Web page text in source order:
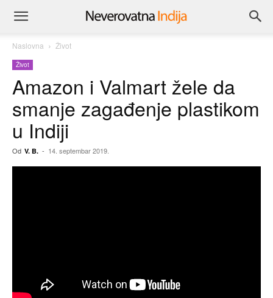
Naslovna Život
Život
Amazon i Valmart žele da
smanje zagađenje plastikom
u Indiji
Od V. B. - 14. septembar 2019.